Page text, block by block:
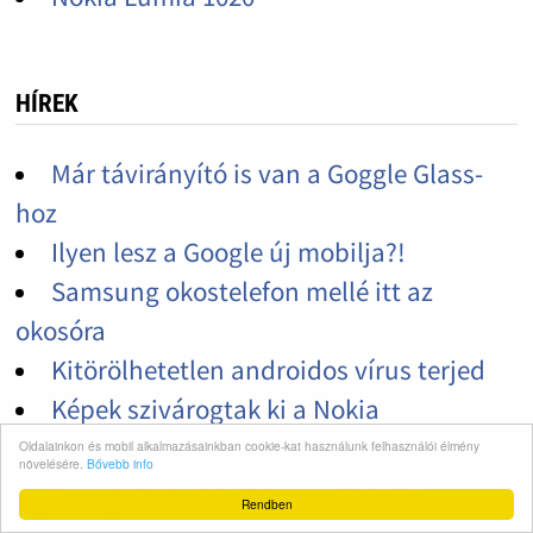
Rendben
Oldalainkon és mobil alkalmazásainkban cookie-kat használunk felhasználói élmény
növelésére. Bővebb info
HÍREK
Már távirányító is van a Goggle Glass-
hoz
Ilyen lesz a Google új mobilja?!
Samsung okostelefon mellé itt az
okosóra
Kitörölhetetlen androidos vírus terjed
Képek szivárogtak ki a Nokia
csúcstelefonjáról
Kipróbálható az Android eredeti